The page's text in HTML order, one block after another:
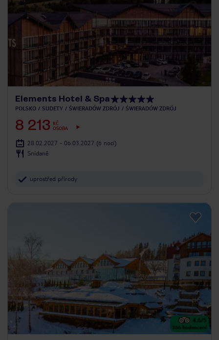
Elements Hotel & Spa
POLSKO SUDETY ŚWIERADÓW ZDRÓJ ŚWIERADÓW ZDRÓJ
8 213
KČ
OSOBA
28.02.2027 - 06.03.2027 (6 nocí)
Snídaně
uprostřed přírody
4.6/5
366 hodnocení